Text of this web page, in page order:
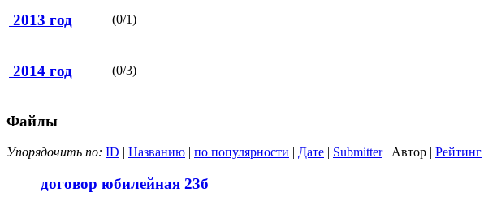
2013 год (0/1)
2014 год (0/3)
Файлы
Упорядочить по: ID | Названию | по популярности | Дате | Submitter| Автор | Рейтинг
договор юбилейная 23б